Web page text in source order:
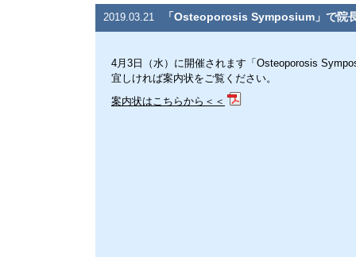
2019.03.21 「Osteoporosis Symposium」で院
4月3日（水）に開催されます「Osteoporosis
宜しければ案内状をご覧ください。
案内状はこちらから＜＜